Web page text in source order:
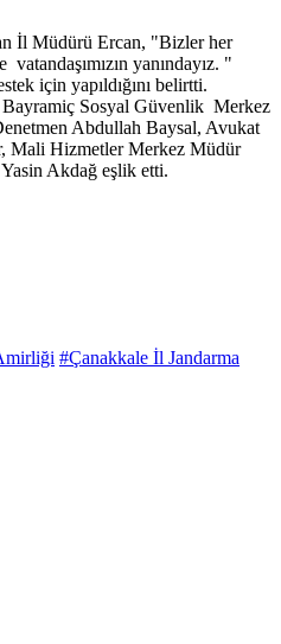
İl Müdürü Ercan, "Bizler her
yanındayız. "
için yapıldığını belirtti.
Sosyal Güvenlik Merkez
Abdullah Baysal, Avukat
Mali Hizmetler Merkez Müdür
Akdağ eşlik etti.
#Çanakkale İl Jandarma